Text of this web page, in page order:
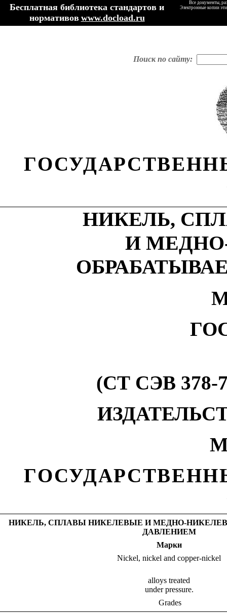
Бесплатная библиотека стандартов и
нормативов www.docload.ru
Все документы,
Электронные копии
Поиск по сайту:
НИКЕЛЬ,
И
(СТ СЭВ 378-
НИКЕЛЬ, СПЛАВЫ НИКЕЛЕВЫЕ И МЕДНО-
ДАВЛЕНИЕМ
Марки
Nickel, nickel and copper-nickel
alloys treated
under pressure.
Grades